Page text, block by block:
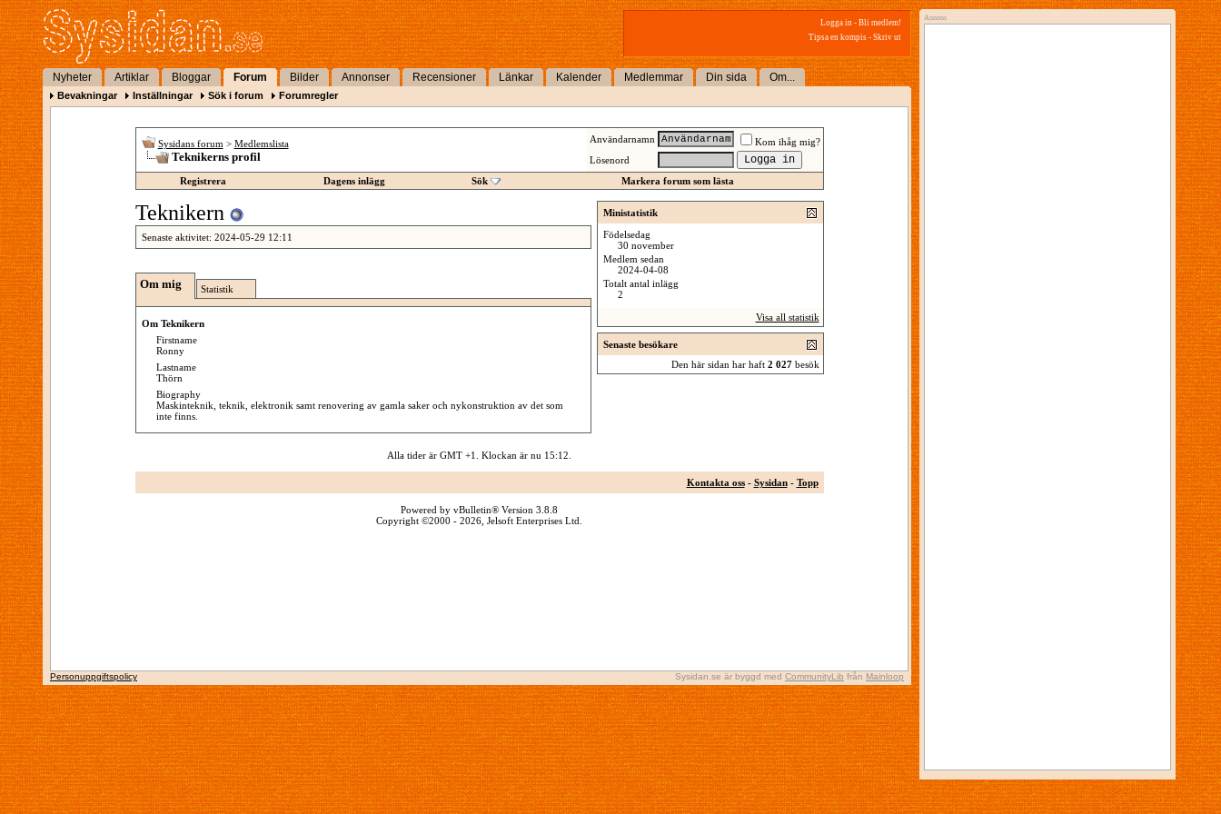
Logga in - Bli medlem!
Tipsa en kompis - Skriv ut
Nyheter Artiklar Bloggar Forum Bilder Annonser Recensioner Länkar Kalender Medlemmar Din sida Om...
Bevakningar Inställningar Sök i forum Forumregler
Sysidans forum > Medlemslista
Teknikerns profil
Användarnamn
Kom ihåg mig?
Lösenord
Registrera
Dagens inlägg Sök Markera forum som lästa
Teknikern
Senaste aktivitet: 2024-05-29 12:11
Om mig Statistik
Om Teknikern
Firstname
Ronny
Lastname
Thörn
Biography
Maskinteknik, teknik, elektronik samt renovering av gamla saker och nykonstruktion av det som
inte finns.
Ministatistik
Födelsedag
30 november
Medlem sedan
2024-04-08
Totalt antal inlägg
2
Visa all statistik
Senaste besökare
Den här sidan har haft 2 027besök
Alla tider är GMT +1. Klockan är nu 15:12
Kontakta oss- Sysidan- Topp
Powered by vBulletin® Version 3.8.8
Copyright ©2000 - 2026, Jelsoft Enterprises Ltd.
Sysidan.se är byggd med CommunityLib från Mainloop
Personuppgiftspolicy
Annons